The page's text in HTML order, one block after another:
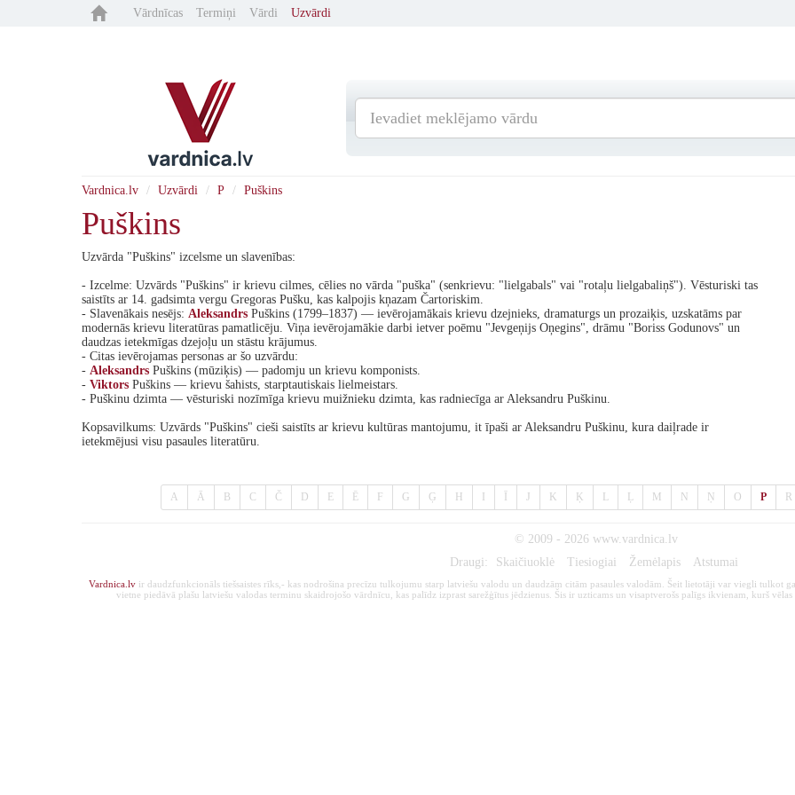
Vārdnīcas Termiņi Vārdi Uzvārdi
Vardnica.lv Uzvārdi P Puškins
Puškins
Uzvārda "Puškins" izcelsme un slavenības:
- Izcelme: Uzvārds "Puškins" ir krievu cilmes, cēlies no vārda "puška" (senkrievu: "lielgabals" vai "rotaļu lielgabaliņš"). Vēsturiski tas
saistīts ar 14. gadsimta vergu Gregoras Pušku, kas kalpojis kņazam Čartoriskim.
- Slavenākais nesējs: Aleksandrs Puškins (1799–1837) — ievērojamākais krievu dzejnieks, dramaturgs un prozaiķis, uzskatāms par
modernās krievu literatūras pamatlicēju. Viņa ievērojamākie darbi ietver poēmu "Jevgeņijs Oņegins", drāmu "Boriss Godunovs" un
daudzas ietekmīgas dzejoļu un stāstu krājumus.
- Citas ievērojamas personas ar šo uzvārdu:
- Aleksandrs Puškins (mūziķis) — padomju un krievu komponists.
- Viktors Puškins — krievu šahists, starptautiskais lielmeistars.
- Puškinu dzimta — vēsturiski nozīmīga krievu muižnieku dzimta, kas radniecīga ar Aleksandru Puškinu.
Kopsavilkums: Uzvārds "Puškins" cieši saistīts ar krievu kultūras mantojumu, it īpaši ar Aleksandru Puškinu, kura daiļrade ir
ietekmējusi visu pasaules literatūru.
A Ā B C Č D E Ē F G Ģ H J K Ķ L Ļ M N Ņ O P R
© 2009 - 2026 www.vardnica.lv
Draugi:
Skaičiuoklė Tiesiogiai Žemėlapis Atstumai
Vardnica.lvir daudzfunkcionāls tiešsaistes rīks,- kas nodrošina precīzu tulkojumu starp latviešu valodu un daudzām citām pasaules valodām. Šeit lietotāji var viegli tulkot
vietne piedāvā plašu latviešu valodas terminu skaidrojošo vārdnīcu, kas palīdz izprast sarežģītus jēdzienus. Šis ir uzticams un visaptverošs palīgs ikvienam, kurš vēlas